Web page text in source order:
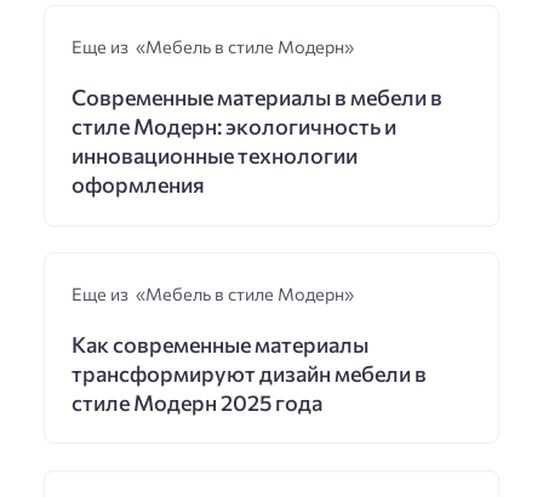
Еще из «Мебель в стиле Модерн»
Современные материалы в мебели в
стиле Модерн: экологичность и
инновационные технологии
оформления
Еще из «Мебель в стиле Модерн»
Как современные материалы
трансформируют дизайн мебели в
стиле Модерн 2025 года